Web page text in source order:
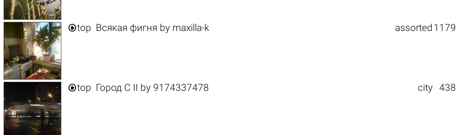
top Всякая фигня by maxilla-k assorted 1179
top Город C II by 9174337478 city 438